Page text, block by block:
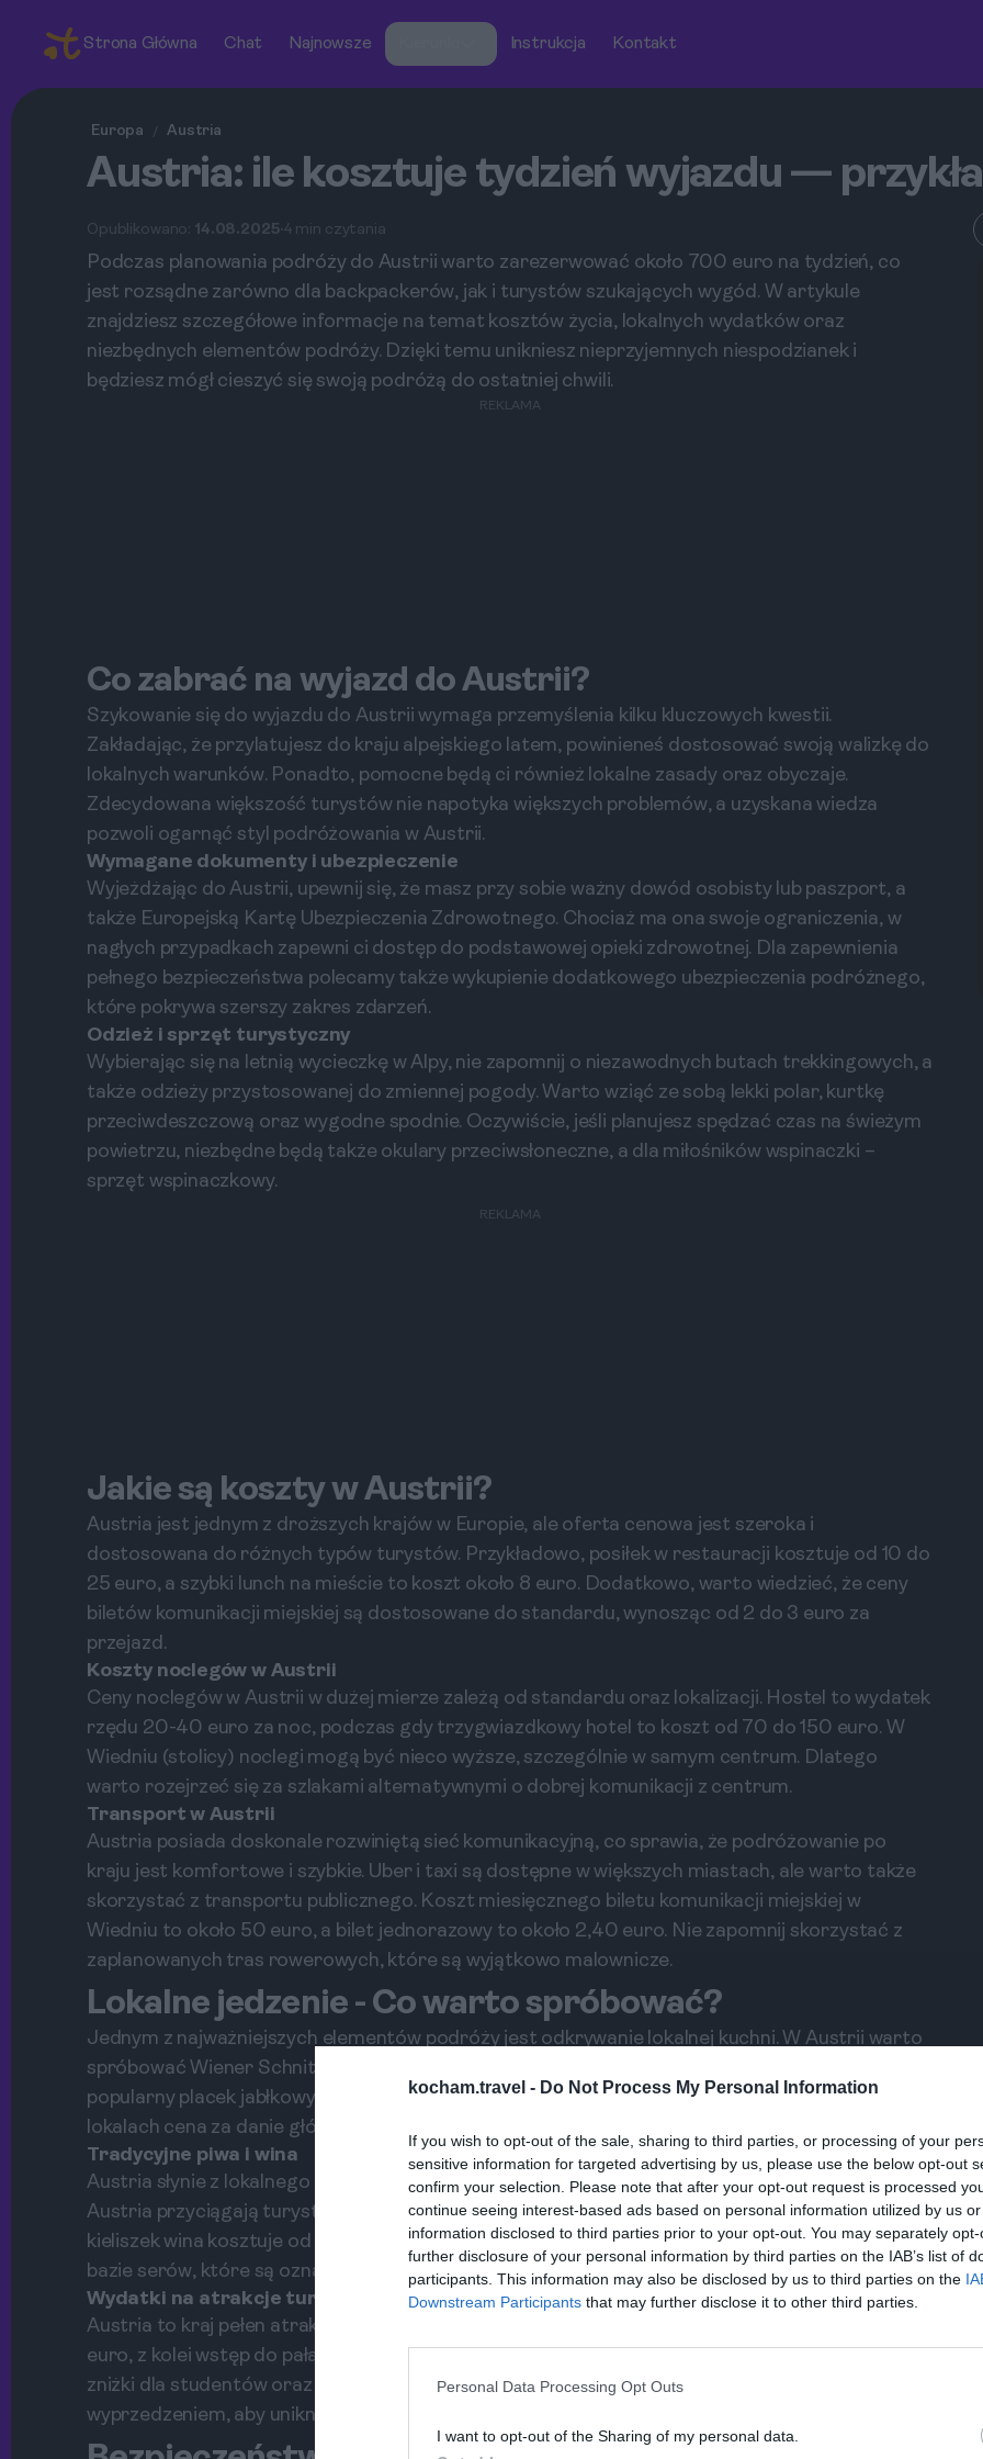
kocham.travel - Do Not Process My Personal Information
If you wish to opt-out of the sale, sharing to third parties, or processing of your
sensitive information for targeted advertising by us, please use the below opt-out
confirm your selection. Please note that after your opt-out request is processed
continue seeing interest-based ads based on personal information utilized by us
information disclosed to third parties prior to your opt-out. You may separately
further disclosure of your personal information by third parties on the IAB’s list of
participants. This information may also be disclosed by us to third parties on the
Downstream Participants that may further disclose it to other third parties.
Personal Data Processing Opt Outs
I want to opt-out of the Sharing of my personal data.
Strona Główna Chat Najnowsze Instrukcja Kontakt
Europa / Austria
Austria: ile kosztuje tydzień wyjazdu —
Opublikowano: 14.08.2025 4 min czytania
Podczas planowania podróży do Austrii warto zarezerwować około 700 euro na tydzień, co
jest rozsądne zarówno dla backpackerów, jak i turystów szukających wygód. W artykule
znajdziesz szczegółowe informacje na temat kosztów życia, lokalnych wydatków oraz
niezbędnych elementów podróży. Dzięki temu unikniesz nieprzyjemnych niespodzianek i
będziesz mógł cieszyć się swoją podróżą do ostatniej chwili.
REKLAMA
Co zabrać na wyjazd do Austrii?
Szykowanie się do wyjazdu do Austrii wymaga przemyślenia kilku kluczowych kwestii.
Zakładając, że przylatujesz do kraju alpejskiego latem, powinieneś dostosować swoją walizkę do
lokalnych warunków. Ponadto, pomocne będą ci również lokalne zasady oraz obyczaje.
Zdecydowana większość turystów nie napotyka większych problemów, a uzyskana wiedza
pozwoli ogarnąć styl podróżowania w Austrii.
Wymagane dokumenty i ubezpieczenie
Wyjeżdżając do Austrii, upewnij się, że masz przy sobie ważny dowód osobisty lub paszport, a
także Europejską Kartę Ubezpieczenia Zdrowotnego. Chociaż ma ona swoje ograniczenia, w
nagłych przypadkach zapewni ci dostęp do podstawowej opieki zdrowotnej. Dla zapewnienia
pełnego bezpieczeństwa polecamy także wykupienie dodatkowego ubezpieczenia podróżnego,
które pokrywa szerszy zakres zdarzeń.
Odzież i sprzęt turystyczny
Wybierając się na letnią wycieczkę w Alpy, nie zapomnij o niezawodnych butach trekkingowych, a
także odzieży przystosowanej do zmiennej pogody. Warto wziąć ze sobą lekki polar, kurtkę
przeciwdeszczową oraz wygodne spodnie. Oczywiście, jeśli planujesz spędzać czas na świeżym
powietrzu, niezbędne będą także okulary przeciwsłoneczne, a dla miłośników wspinaczki –
sprzęt wspinaczkowy.
REKLAMA
Jakie są koszty w Austrii?
Austria jest jednym z droższych krajów w Europie, ale oferta cenowa jest szeroka i
dostosowana do różnych typów turystów. Przykładowo, posiłek w restauracji kosztuje od 10 do
25 euro, a szybki lunch na mieście to koszt około 8 euro. Dodatkowo, warto wiedzieć, że ceny
biletów komunikacji miejskiej są dostosowane do standardu, wynosząc od 2 do 3 euro za
przejazd.
Koszty noclegów w Austrii
Ceny noclegów w Austrii w dużej mierze zależą od standardu oraz lokalizacji. Hostel to wydatek
rzędu 20-40 euro za noc, podczas gdy trzygwiazdkowy hotel to koszt od 70 do 150 euro. W
Wiedniu (stolicy) noclegi mogą być nieco wyższe, szczególnie w samym centrum. Dlatego
warto rozejrzeć się za szlakami alternatywnymi o dobrej komunikacji z centrum.
Transport w Austrii
Austria posiada doskonale rozwiniętą sieć komunikacyjną, co sprawia, że podróżowanie po
kraju jest komfortowe i szybkie. Uber i taxi są dostępne w większych miastach, ale warto także
skorzystać z transportu publicznego. Koszt miesięcznego biletu komunikacji miejskiej w
Wiedniu to około 50 euro, a bilet jednorazowy to około 2,40 euro. Nie zapomnij skorzystać z
zaplanowanych tras rowerowych, które są wyjątkowo malownicze.
Lokalne jedzenie - Co warto spróbować?
Jednym z najważniejszych elementów podróży jest odkrywanie lokalnej kuchni. W Austrii warto
spróbować Wiener Schnitzel – kotlet cielęcy otoczony w bułce tartej oraz Apfelstrudel –
popularny placek jabłkowy. Ceny potraw w restauracjach są zróżnicowane, ale w budżetowych
lokalach cena za danie główne waha się od 10 do 15 euro.
Tradycyjne piwa i wina
Austria słynie z lokalnego piwa oraz win, szczególnie białych. regiony takie jak Tyrol i Dolna
Austria przyciągają turystów swoimi winami. Ceny piwa w barach to około 4-5 euro za kufel, a
kieliszek wina kosztuje od 3 do 6 euro. Nie zapomnij także spróbować lokalnych specjałów na
bazie serów, które są oznaką austriackiej gościnności.
Wydatki na atrakcje turystyczne
Austria to kraj pełen atrakcji turystycznych. W Wiedniu wiele muzeów oferuje wstęp za około 10
euro, z kolei wstęp do pałacu Schönbrunn to koszt około 20 euro. Niektóre atrakcje oferują
zniżki dla studentów oraz rodzin. Dodatkowe programy i wycieczki warto rezerwować z
wyprzedzeniem, aby uniknąć kolejek.